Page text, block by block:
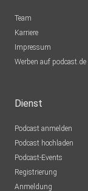
Team
Karriere
Impressum
Werben auf podcast.de
Dienst
Podcast anmelden
Podcast hochladen
Podcast-Events
Registrierung
Anmeldung